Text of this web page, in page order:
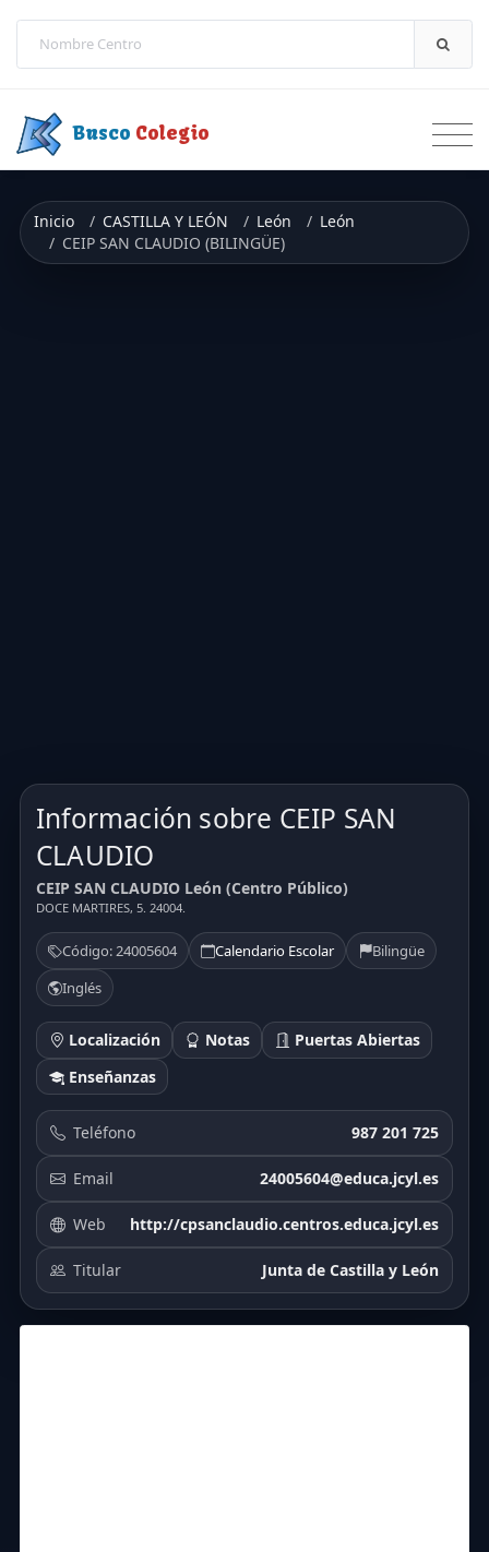
Busco Colegio
Inicio CASTILLA Y LEÓN León
León
CEIP SAN CLAUDIO (BILINGÜE)
Información sobre CEIP SAN
CLAUDIO
CEIP SAN CLAUDIO León (Centro Público)
DOCE MARTIRES, 5. 24004.
Código: 24005604 Calendario Escolar
Bilingüe
Inglés
Localización Notas
Puertas Abiertas
Enseñanzas
Teléfono 987 201 725
Email 24005604@educa.jcyl.es
Web http://cpsanclaudio.centros.educa.jcyl.es
Titular Junta de Castilla y León